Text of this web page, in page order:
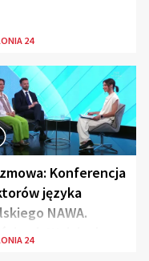
24
Konferencja
języka
NAWA.
dr Wojciech
24